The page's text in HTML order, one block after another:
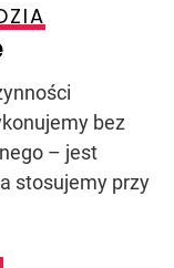
bez
– jest
stosujemy przy